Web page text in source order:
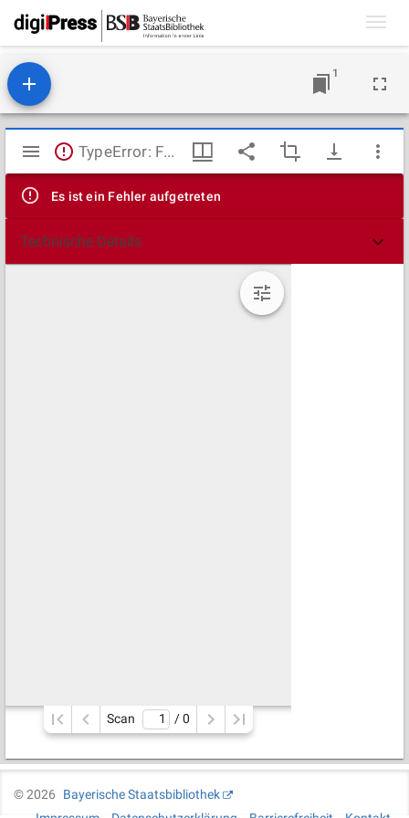
1
Mirador
Viewer
TypeError: Failed to fetch
Es ist ein Fehler aufgetreten
Technische Details
Scan / 0
©2026
Bayerische Staatsbibliothek